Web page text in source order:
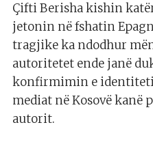
Çifti Berisha kishin
jetonin në fshatin
tragjike ka ndodhur
autoritetet ende janë
konfirmimin e
mediat në Kosovë kanë
autorit.